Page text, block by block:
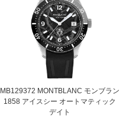
MB129372 MONTBLANC モンブラン
1858 アイスシー オートマティック
デイト